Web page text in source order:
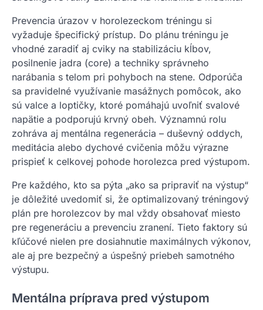
Prevencia úrazov v horolezeckom tréningu si
vyžaduje špecifický prístup. Do plánu tréningu je
vhodné zaradiť aj cviky na stabilizáciu kĺbov,
posilnenie jadra (core) a techniky správneho
narábania s telom pri pohyboch na stene. Odporúča
sa pravidelné využívanie masážnych pomôcok, ako
sú valce a loptičky, ktoré pomáhajú uvoľniť svalové
napätie a podporujú krvný obeh. Významnú rolu
zohráva aj mentálna regenerácia – duševný oddych,
meditácia alebo dychové cvičenia môžu výrazne
prispieť k celkovej pohode horolezca pred výstupom.
Pre každého, kto sa pýta „ako sa pripraviť na výstup“
je dôležité uvedomiť si, že optimalizovaný tréningový
plán pre horolezcov by mal vždy obsahovať miesto
pre regeneráciu a prevenciu zranení. Tieto faktory sú
kľúčové nielen pre dosiahnutie maximálnych výkonov,
ale aj pre bezpečný a úspešný priebeh samotného
výstupu.
Mentálna príprava pred výstupom